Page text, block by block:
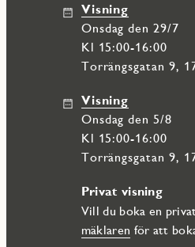
Visning
onsdag den 29/7
Kl 15:00-16:00
Torrängsgatan 9,
Visning
onsdag den 5/8
Kl 15:00-16:00
Torrängsgatan 9,
Privat visning
Vill du boka en
mäklaren för att